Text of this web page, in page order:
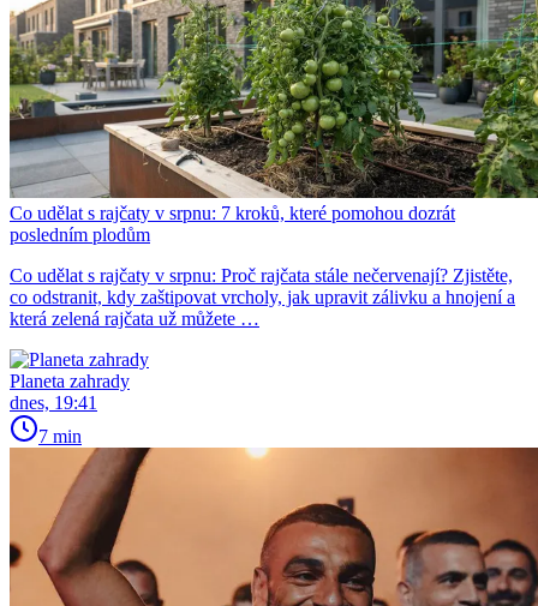
Co udělat s rajčaty v srpnu: 7 kroků, které pomohou dozrát
posledním plodům
Co udělat s rajčaty v srpnu: Proč rajčata stále nečervenají? Zjistěte,
co odstranit, kdy zaštipovat vrcholy, jak upravit zálivku a hnojení a
která zelená rajčata už můžete …
Planeta zahrady
dnes, 19:41
7 min